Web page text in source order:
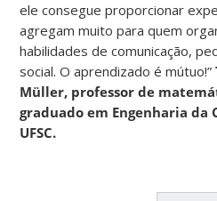
ele consegue proporcionar
agregam muito para quem
habilidades de comunicação,
social. O aprendizado é mútuo!”
Müller, professor de
graduado em Engenharia da
UFSC.